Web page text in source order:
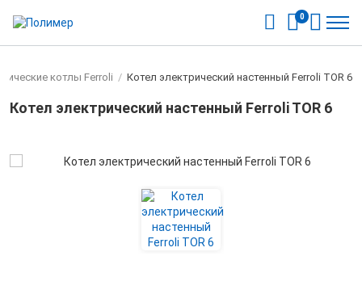
0
котлы Ferroli / Котел электрический настенный Ferroli TOR 6
Котел электрический настенный Ferroli TOR 6